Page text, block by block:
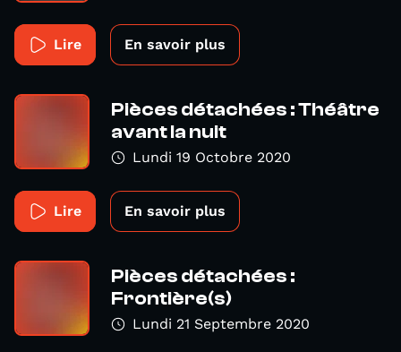
Lire En savoir plus
Pièces détachées : Théâtre
avant la nuit
Lundi 19 Octobre 2020
Lire En savoir plus
Pièces détachées :
Frontière(s)
Lundi 21 Septembre 2020